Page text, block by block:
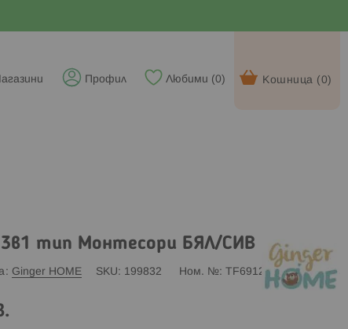
Кошница (0)
Любими (0)
Профил
3в1 тип Монтесори БЯЛ/СИВ
Ginger HOME SKU 199832 Ном. № TF6912